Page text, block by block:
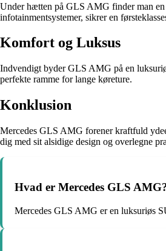
Under hætten på GLS AMG finder man en
infotainmentsystemer, sikrer en
Komfort og Luksus
Indvendigt byder GLS AMG på en
perfekte ramme for lange køreture.
Konklusion
Mercedes GLS AMG forener kraftfuld
dig med sit alsidige design og overlegne
Hvad er Mercedes GLS
Mercedes GLS AMG er en luksuriøs